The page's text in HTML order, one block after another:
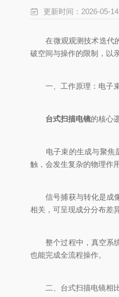
更新时间：2026-05-14
在微观观测技术迭代的
破空间与操作的限制，以
一、工作原理：电子
台式扫描电镜的核心
电子束的生成与聚焦是
触，会发生复杂的物理作
信号捕获与转化是成像
相关，可呈现成分分布差
整个过程中，真空系统
也能完成全流程操作。
二、台式扫描电镜相比